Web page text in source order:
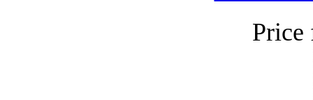
Price